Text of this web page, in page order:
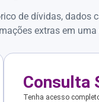
de dívidas, dados
extras em
Consulta
Tenha acesso